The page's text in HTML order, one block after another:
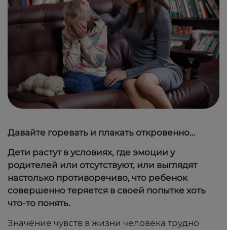
Давайте горевать и плакать откровенно…
Дети растут в условиях, где эмоции у
родителей или отсутствуют, или выглядят
настолько противоречиво, что ребенок
совершенно теряется в своей попытке хоть
что-то понять.
Значение чувств в жизни человека трудно